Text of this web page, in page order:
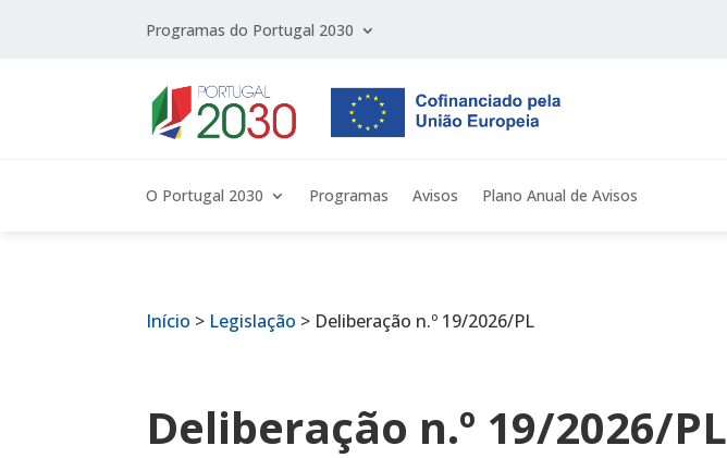
Programas do Portugal 2030
O Portugal 2030 Programas Avisos Plano Anual de Avisos
Início > Legislação > Deliberação n.º 19/2026/PL
Deliberação n.º 19/2026/PL